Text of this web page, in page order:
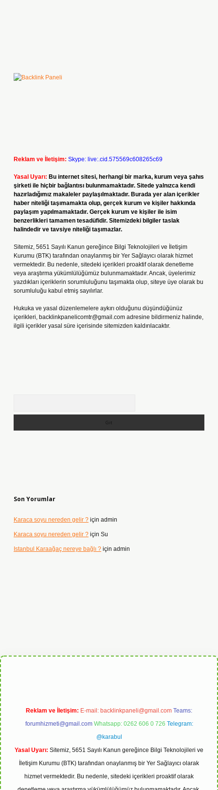
Reklam ve İletişim: Skype: live:.cid.575569c608265c69
Yasal Uyarı: Bu internet sitesi, herhangi bir marka, kurum veya şahıs
şirketi ile hiçbir bağlantısı bulunmamaktadır. Sitede yalnızca kendi
hazırladığımız makaleler paylaşılmaktadır. Burada yer alan içerikler
haber niteliği taşımamakta olup, gerçek kurum ve kişiler hakkında
paylaşım yapılmamaktadır. Gerçek kurum ve kişiler ile isim
benzerlikleri tamamen tesadüfidir. Sitemizdeki bilgiler taslak
halindedir ve tavsiye niteliği taşımazlar.
Sitemiz, 5651 Sayılı Kanun gereğince Bilgi Teknolojileri ve İletişim
Kurumu (BTK) tarafından onaylanmış bir Yer Sağlayıcı olarak hizmet
vermektedir. Bu nedenle, sitedeki içerikleri proaktif olarak denetleme
veya araştırma yükümlülüğümüz bulunmamaktadır. Ancak, üyelerimiz
yazdıkları içeriklerin sorumluluğunu taşımakta olup, siteye üye olarak bu
sorumluluğu kabul etmiş sayılırlar.
Hukuka ve yasal düzenlemelere aykırı olduğunu düşündüğünüz
içerikleri, backlinkpanelicomtr@gmail.com adresine bildirmeniz halinde,
ilgili içerikler yasal süre içerisinde sitemizden kaldırılacaktır.
Son Yorumlar
Karaca soyu nereden gelir ? için admin
Karaca soyu nereden gelir ? için Su
Istanbul Karaağaç nereye bağlı ? için admin
Reklam ve İletişim: E-mail: backlinkpaneli@gmail.com Teams:
forumhizmeti@gmail.com Whatsapp: 0262 606 0 726 Telegram:
@karabul
Yasal Uyarı: Sitemiz, 5651 Sayılı Kanun gereğince Bilgi Teknolojileri ve
İletişim Kurumu (BTK) tarafından onaylanmış bir Yer Sağlayıcı olarak
hizmet vermektedir. Bu nedenle, sitedeki içerikleri proaktif olarak